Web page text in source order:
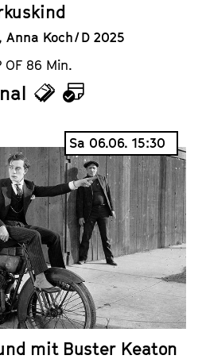
Koch / D 2025
OF 86 Min.
T
c
k
e
t
s
K
a
l
e
n
d
e
r
Sa 06.06. 15:30
mit Buster Keaton